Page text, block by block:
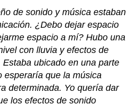
de sonido y música estaban
¿Debo dejar espacio
espacio a mí? Hubo una
con lluvia y efectos de
ubicado en una parte
esperaría que la música
determinada. Yo quería dar
los efectos de sonido